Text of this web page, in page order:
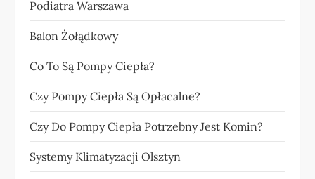
Podiatra Warszawa
Balon Żołądkowy
Co To Są Pompy Ciepła?
Czy Pompy Ciepła Są Opłacalne?
Czy Do Pompy Ciepła Potrzebny Jest Komin?
Systemy Klimatyzacji Olsztyn